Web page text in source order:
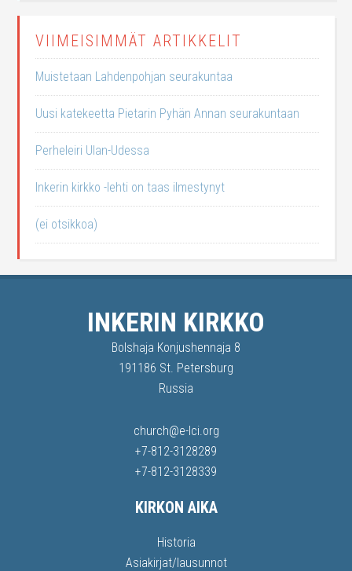
VIIMEISIMMÄT ARTIKKELIT
Muistetaan Lahdenpohjan seurakuntaa
Uusi katekeetta Pietarin Pyhän Annan seurakuntaan
Perheleiri Ulan-Udessa
Inkerin kirkko -lehti on taas ilmestynyt
(ei otsikkoa)
INKERIN KIRKKO
Bolshaja Konjushennaja 8
191186 St. Petersburg
Russia
church@e-lci.org
+7-812-3128289
+7-812-3128339
KIRKON AIKA
Historia
Asiakirjat/lausunnot